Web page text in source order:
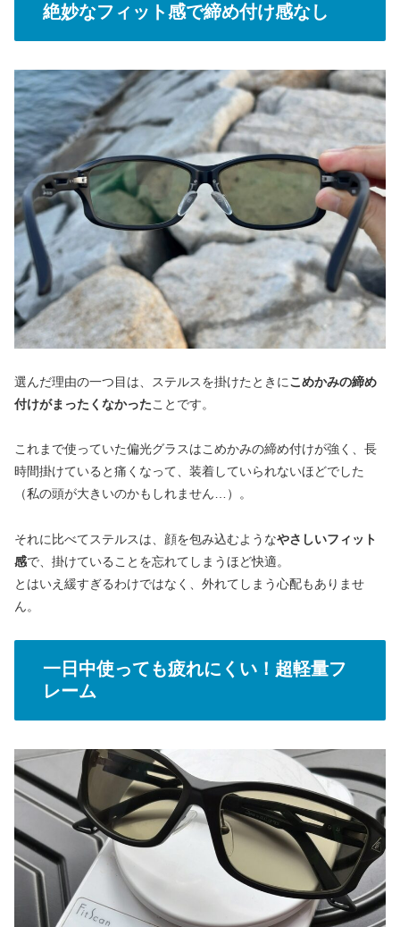
絶妙なフィット感で締め付け感なし
選んだ理由の一つ目は、ステルスを掛けたときにこめかみの締め
付けがまったくなかったことです。
これまで使っていた偏光グラスはこめかみの締め付けが強く、長
時間掛けていると痛くなって、装着していられないほどでした
（私の頭が大きいのかもしれません…）。
それに比べてステルスは、顔を包み込むようなやさしいフィット
感で、掛けていることを忘れてしまうほど快適。
とはいえ緩すぎるわけではなく、外れてしまう心配もありませ
ん。
一日中使っても疲れにくい！超軽量フ
レーム